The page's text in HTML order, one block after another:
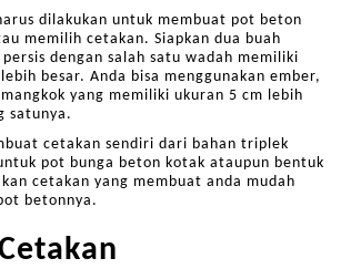
dilakukan untuk membuat pot beton
memilih cetakan. Siapkan dua buah
dengan salah satu wadah memiliki
besar. Anda bisa menggunakan ember,
yang memiliki ukuran 5 cm lebih
satunya.
cetakan sendiri dari bahan triplek
pot bunga beton kotak ataupun bentuk
cetakan yang membuat anda mudah
betonnya.